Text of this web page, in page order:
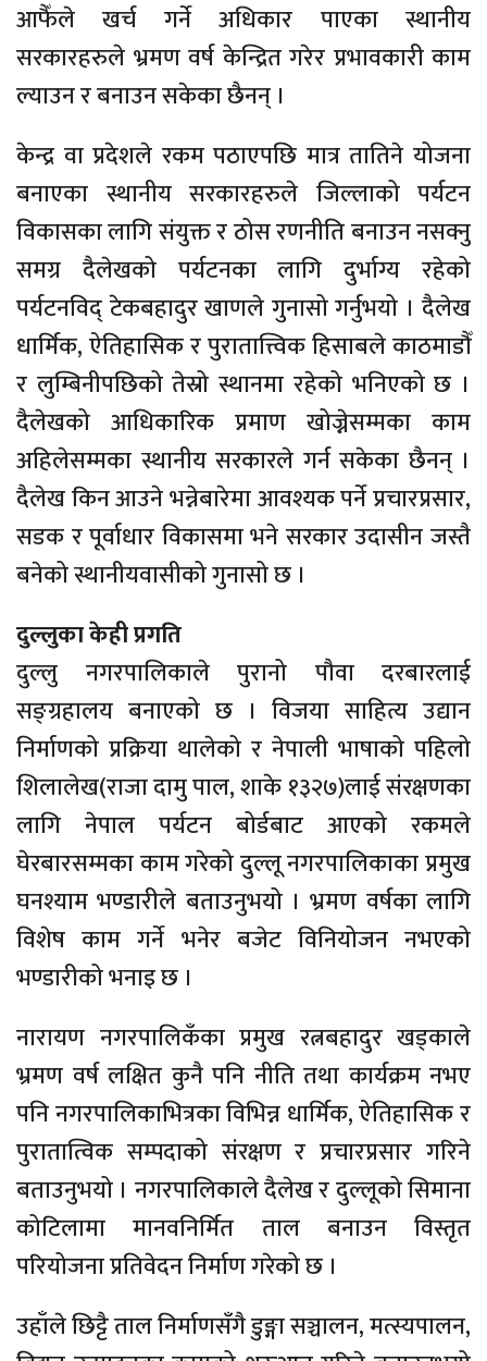
आफैँले खर्च गर्ने अधिकार पाएका स्थानीय
सरकारहरुले भ्रमण वर्ष केन्द्रित गरेर प्रभावकारी काम
ल्याउन र बनाउन सकेका छैनन् ।
केन्द्र वा प्रदेशले रकम पठाएपछि मात्र तातिने योजना
बनाएका स्थानीय सरकारहरुले जिल्लाको पर्यटन
विकासका लागि संयुक्त र ठोस रणनीति बनाउन नसक्नु
समग्र दैलेखको पर्यटनका लागि दुर्भाग्य रहेको
पर्यटनविद् टेकबहादुर खाणले गुनासो गर्नुभयो । दैलेख
धार्मिक, ऐतिहासिक र पुरातात्त्विक हिसाबले काठमाडौँ
र लुम्बिनीपछिको तेस्रो स्थानमा रहेको भनिएको छ ।
दैलेखको आधिकारिक प्रमाण खोज्नेसम्मका काम
अहिलेसम्मका स्थानीय सरकारले गर्न सकेका छैनन् ।
दैलेख किन आउने भन्नेबारेमा आवश्यक पर्ने प्रचारप्रसार,
सडक र पूर्वाधार विकासमा भने सरकार उदासीन जस्तै
बनेको स्थानीयवासीको गुनासो छ ।
दुल्लुका केही प्रगति
दुल्लु नगरपालिकाले पुरानो पौवा दरबारलाई
सङ्ग्रहालय बनाएको छ । विजया साहित्य उद्यान
निर्माणको प्रक्रिया थालेको र नेपाली भाषाको पहिलो
शिलालेख(राजा दामु पाल, शाके १३२७)लाई संरक्षणका
लागि नेपाल पर्यटन बोर्डबाट आएको रकमले
घेरबारसम्मका काम गरेको दुल्लू नगरपालिकाका प्रमुख
घनश्याम भण्डारीले बताउनुभयो । भ्रमण वर्षका लागि
विशेष काम गर्ने भनेर बजेट विनियोजन नभएको
भण्डारीको भनाइ छ ।
नारायण नगरपालिकँका प्रमुख रत्नबहादुर खड्काले
भ्रमण वर्ष लक्षित कुनै पनि नीति तथा कार्यक्रम नभए
पनि नगरपालिकाभित्रका विभिन्न धार्मिक, ऐतिहासिक र
पुरातात्विक सम्पदाको संरक्षण र प्रचारप्रसार गरिने
बताउनुभयो । नगरपालिकाले दैलेख र दुल्लूको सिमाना
कोटिलामा मानवनिर्मित ताल बनाउन विस्तृत
परियोजना प्रतिवेदन निर्माण गरेको छ ।
उहाँले छिट्टै ताल निर्माणसँगै डुङ्गा सञ्चालन, मत्स्यपालन,